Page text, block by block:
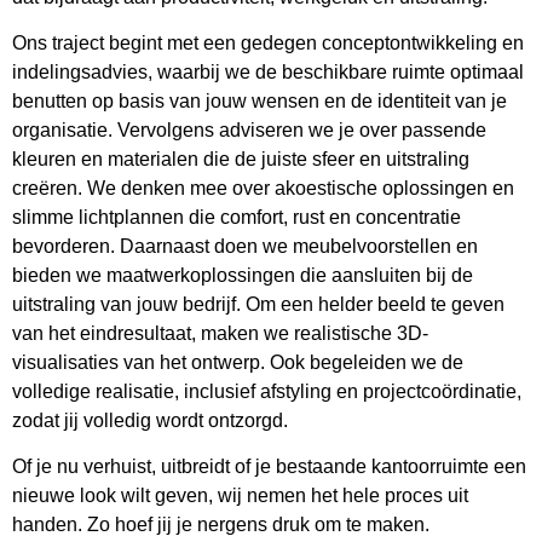
Ons traject begint met een gedegen conceptontwikkeling en
indelingsadvies, waarbij we de beschikbare ruimte optimaal
benutten op basis van jouw wensen en de identiteit van je
organisatie. Vervolgens adviseren we je over passende
kleuren en materialen die de juiste sfeer en uitstraling
creëren. We denken mee over akoestische oplossingen en
slimme lichtplannen die comfort, rust en concentratie
bevorderen. Daarnaast doen we meubelvoorstellen en
bieden we maatwerkoplossingen die aansluiten bij de
uitstraling van jouw bedrijf. Om een helder beeld te geven
van het eindresultaat, maken we realistische 3D-
visualisaties van het ontwerp. Ook begeleiden we de
volledige realisatie, inclusief afstyling en projectcoördinatie,
zodat jij volledig wordt ontzorgd.
Of je nu verhuist, uitbreidt of je bestaande kantoorruimte een
nieuwe look wilt geven, wij nemen het hele proces uit
handen. Zo hoef jij je nergens druk om te maken.